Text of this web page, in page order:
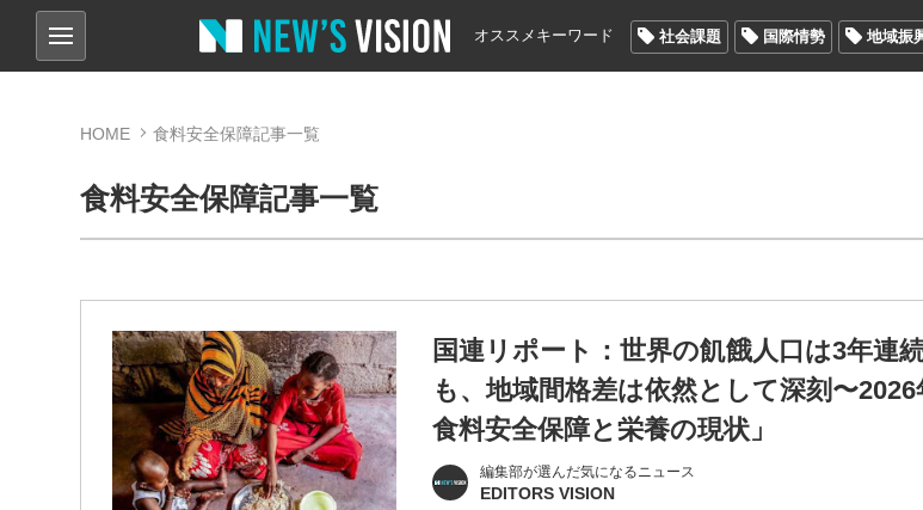
オススメキーワード 社会課題 国際情勢 地域振
HOME 食料安全保障記事一覧
食料安全保障記事一覧
国連リポート：世界の飢餓人口は3年連
も、地域間格差は依然として深刻〜
食料安全保障と栄養の現状」
編集部が選んだ気になるニュース
EDITORS VISION